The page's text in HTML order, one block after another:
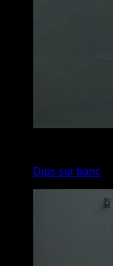
Dips sur banc